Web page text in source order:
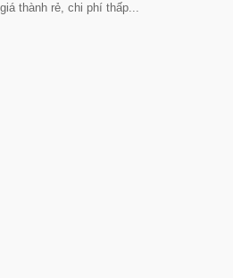
thành rẻ, chi phí thấp...